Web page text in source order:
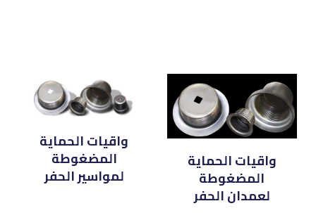
واقيات الحماية
المضغوطة
لعمدان الحفر
واقيات الحماية
المضغوطة
لمواسير الحفر